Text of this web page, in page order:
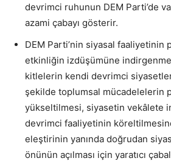
devrimci ruhunun DEM Parti’de
azami çabayı gösterir.
DEM Parti’nin siyasal faaliyetinin
etkinliğin izdüşümüne
kitlelerin kendi devrimci
şekilde toplumsal mücadelelerin
yükseltilmesi, siyasetin vekâlete
devrimci faaliyetinin
eleştirinin yanında doğrudan
önünün açılması için yaratıcı